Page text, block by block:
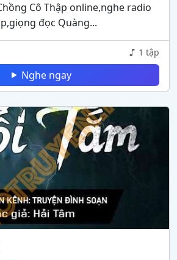
Cô Thập online,nghe radio
đọc Quàng...
1 tập
Nghe ngay